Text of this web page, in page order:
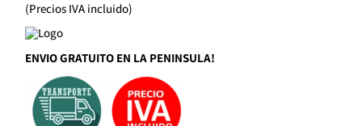
(Precios IVA incluido)
ENVIO GRATUITO EN LA PENINSULA!